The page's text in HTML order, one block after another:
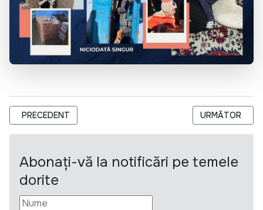
ARTICOL PRECEDENT: CONCURS PRIN CEREREA OFERTEI
PRECEDENT ARTICOLUL
URMĂTOR
Abonați-vă la notificări pe temele
dorite